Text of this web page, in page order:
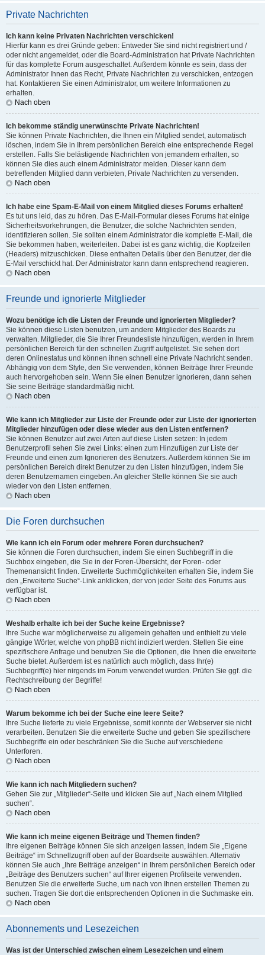
Private Nachrichten
Ich kann keine Privaten Nachrichten verschicken!
Hierfür kann es drei Gründe geben: Entweder Sie sind nicht registriert und /
oder nicht angemeldet, oder die Board-Administration hat Private Nachrichten
für das komplette Forum ausgeschaltet. Außerdem könnte es sein, dass der
Administrator Ihnen das Recht, Private Nachrichten zu verschicken, entzogen
hat. Kontaktieren Sie einen Administrator, um weitere Informationen zu
erhalten.
Nach oben
Ich bekomme ständig unerwünschte Private Nachrichten!
Sie können Private Nachrichten, die Ihnen ein Mitglied sendet, automatisch
löschen, indem Sie in Ihrem persönlichen Bereich eine entsprechende Regel
erstellen. Falls Sie belästigende Nachrichten von jemandem erhalten, so
können Sie dies auch einem Administrator melden. Dieser kann dem
betreffenden Mitglied dann verbieten, Private Nachrichten zu versenden.
Nach oben
Ich habe eine Spam-E-Mail von einem Mitglied dieses Forums erhalten!
Es tut uns leid, das zu hören. Das E-Mail-Formular dieses Forums hat einige
Sicherheitsvorkehrungen, die Benutzer, die solche Nachrichten senden,
identifizieren sollen. Sie sollten einem Administrator die komplette E-Mail, die
Sie bekommen haben, weiterleiten. Dabei ist es ganz wichtig, die Kopfzeilen
(Headers) mitzuschicken. Diese enthalten Details über den Benutzer, der die
E-Mail verschickt hat. Der Administrator kann dann entsprechend reagieren.
Nach oben
Freunde und ignorierte Mitglieder
Wozu benötige ich die Listen der Freunde und ignorierten Mitglieder?
Sie können diese Listen benutzen, um andere Mitglieder des Boards zu
verwalten. Mitglieder, die Sie Ihrer Freundesliste hinzufügen, werden in Ihrem
persönlichen Bereich für den schnellen Zugriff aufgelistet. Sie sehen dort
deren Onlinestatus und können ihnen schnell eine Private Nachricht senden.
Abhängig von dem Style, den Sie verwenden, können Beiträge Ihrer Freunde
auch hervorgehoben sein. Wenn Sie einen Benutzer ignorieren, dann sehen
Sie seine Beiträge standardmäßig nicht.
Nach oben
Wie kann ich Mitglieder zur Liste der Freunde oder zur Liste der ignorierten
Mitglieder hinzufügen oder diese wieder aus den Listen entfernen?
Sie können Benutzer auf zwei Arten auf diese Listen setzen: In jedem
Benutzerprofil sehen Sie zwei Links: einen zum Hinzufügen zur Liste der
Freunde und einen zum Ignorieren des Benutzers. Außerdem können Sie im
persönlichen Bereich direkt Benutzer zu den Listen hinzufügen, indem Sie
deren Benutzernamen eingeben. An gleicher Stelle können Sie sie auch
wieder von den Listen entfernen.
Nach oben
Die Foren durchsuchen
Wie kann ich ein Forum oder mehrere Foren durchsuchen?
Sie können die Foren durchsuchen, indem Sie einen Suchbegriff in die
Suchbox eingeben, die Sie in der Foren-Übersicht, der Foren- oder
Themenansicht finden. Erweiterte Suchmöglichkeiten erhalten Sie, indem Sie
den „Erweiterte Suche“-Link anklicken, der von jeder Seite des Forums aus
verfügbar ist.
Nach oben
Weshalb erhalte ich bei der Suche keine Ergebnisse?
Ihre Suche war möglicherweise zu allgemein gehalten und enthielt zu viele
gängige Wörter, welche von phpBB nicht indiziert werden. Stellen Sie eine
spezifischere Anfrage und benutzen Sie die Optionen, die Ihnen die erweiterte
Suche bietet. Außerdem ist es natürlich auch möglich, dass Ihr(e)
Suchbegriff(e) hier nirgends im Forum verwendet wurden. Prüfen Sie ggf. die
Rechtschreibung der Begriffe!
Nach oben
Warum bekomme ich bei der Suche eine leere Seite?
Ihre Suche lieferte zu viele Ergebnisse, somit konnte der Webserver sie nicht
verarbeiten. Benutzen Sie die erweiterte Suche und geben Sie spezifischere
Suchbegriffe ein oder beschränken Sie die Suche auf verschiedene
Unterforen.
Nach oben
Wie kann ich nach Mitgliedern suchen?
Gehen Sie zur „Mitglieder“-Seite und klicken Sie auf „Nach einem Mitglied
suchen“.
Nach oben
Wie kann ich meine eigenen Beiträge und Themen finden?
Ihre eigenen Beiträge können Sie sich anzeigen lassen, indem Sie „Eigene
Beiträge“ im Schnellzugriff oben auf der Boardseite auswählen. Alternativ
können Sie auch „Ihre Beiträge anzeigen“ in Ihrem persönlichen Bereich oder
„Beiträge des Benutzers suchen“ auf Ihrer eigenen Profilseite verwenden.
Benutzen Sie die erweiterte Suche, um nach von Ihnen erstellen Themen zu
suchen. Tragen Sie dort die entsprechenden Optionen in die Suchmaske ein.
Nach oben
Abonnements und Lesezeichen
Was ist der Unterschied zwischen einem Lesezeichen und einem